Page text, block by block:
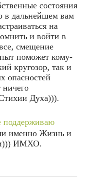
состояния
в дальнейшем вам
на
и войти в
смещение
поможет кому-
кругозор, так и
опасностей
Духа))).
поддерживаю
именно Жизнь и
ИМХО.